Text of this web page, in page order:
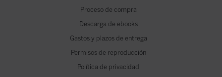
Proceso de compra
Descarga de ebooks
Gastos y plazos de entrega
Permisos de reproducción
Política de privacidad